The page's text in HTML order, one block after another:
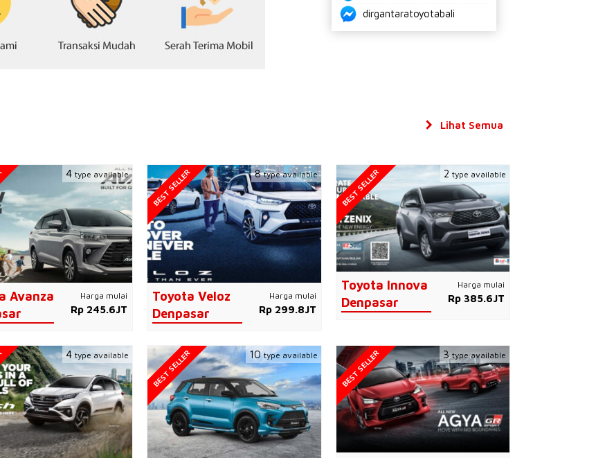
dirgantaratoyotabali
Avanza
Harga mulai
Rp 245.6JT
4 type available
Toyota Veloz
Denpasar
Harga mulai
Rp 299.8JT
BEST SELLER 8type available
Toyota Innova
Denpasar
Harga mulai
Rp 385.6JT
BEST SELLER 2 type available
4 type available BEST SELLER 10type available BEST SELLER 3type available
Lihat Semua